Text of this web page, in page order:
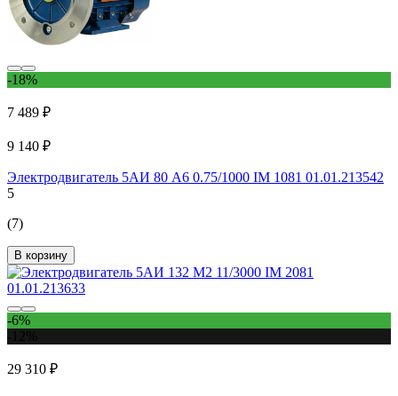
-18%
7 489 ₽
9 140 ₽
Электродвигатель 5АИ 80 А6 0.75/1000 IM 1081 01.01.213542
5
(7)
В корзину
-6%
29 310 ₽